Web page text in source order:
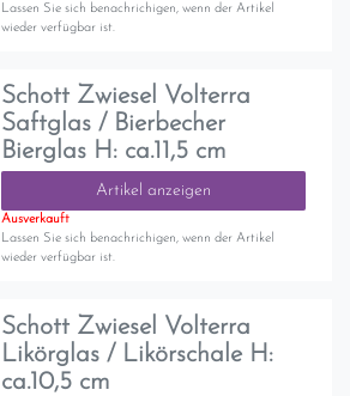
Lassen Sie sich benachrichigen, wenn der Artikel
wieder verfügbar ist.
Schott Zwiesel Volterra
Saftglas / Bierbecher
Bierglas H: ca.11,5 cm
Artikel anzeigen
Ausverkauft
Lassen Sie sich benachrichigen, wenn der Artikel
wieder verfügbar ist.
Schott Zwiesel Volterra
Likörglas / Likörschale H:
ca.10,5 cm